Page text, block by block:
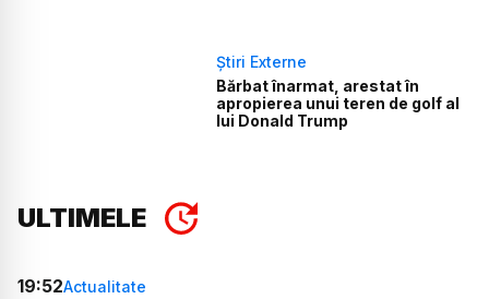
Știri Externe
Bărbat înarmat, arestat în
apropierea unui teren de golf al
lui Donald Trump
ULTIMELE
19:52Actualitate